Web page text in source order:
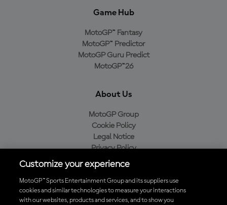
Game Hub
MotoGP™ Fantasy
MotoGP™ Predictor
MotoGP Guru Predict
MotoGP™26
About Us
MotoGP Group
Cookie Policy
Legal Notice
Privacy Policy
Purchase Policy
Baixe o aplicativo oficial da MotoGP™
Customize your experience
MotoGP™ Sports Entertainment Group and its suppliers use
cookies and similar technologies to measure your interactions
with our websites, products and services, and to show you